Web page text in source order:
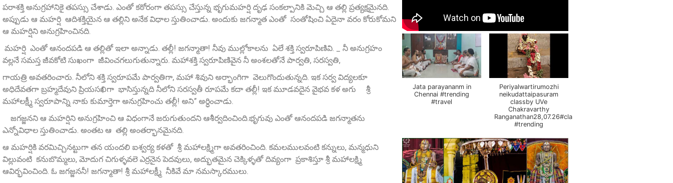
పరాశక్తి అనుగ్రహానికై తపస్సు చేశాడు. ఎంతో కఠోరంగా తపస్సు చేస్తున్న భృగుమహర్షి దృఢ సంకల్పానికి మెచ్చి ఆ తల్లి ప్రత్యక్షమైనది.
అప్పుడు ఆ మహర్షి ఆదిశక్తియైన ఆ తల్లిని అనేక విధాల స్తుతించాడు. అందుకు జగన్మాత ఎంతో సంతోషించి ఏదైనా వరం కోరుకోమని
ఆ మహర్షిని అనుగ్రహించినది.
మహర్షి ఎంతో ఆనందపడి ఆ తల్లితో ఇలా అన్నాడు. తల్లీ! జగన్మాతా! నీవు ముల్లోకాలను ఏలే శక్తి స్వరూపిణివి. _ నీ అనుగ్రహం
వల్లనే సమస్త జీవకోటి సుఖంగా జీవించగలుగుతున్నారు. మహాశక్తి స్వరూపిణివైన నీ అంశలతోనే పార్వతి, సరస్వతి,
గాయత్రి అవతరించారు. నీలోని శక్తి స్వరూపమే పార్వతిగా, మహా శివుని అర్భాంగిగా వెలుగొందుతున్నది. ఇక సర్వ విద్యలకూ
అధిదేవతగా బ్రహ్మదేవుని ప్రియసఖిగా భాసిస్తున్నది నీలోని సరస్వతీ రూపమే కదా తల్లీ! ఇక మూడవదైన వైభవ కళ అగు శ్రీ
మహాలక్ష్మీ స్వరూపాన్ని నాకు కుమార్తెగా అనుగ్రహించు తల్లీ! అని” అర్ధించాడు.
జగజ్జనని ఆ మహర్షిని అనుగ్రహించి ఆ విధంగానే జరుగుతుందని ఆశీర్వదించింది.భృగువు ఎంతో ఆనందపడి జగన్మాతను
ఎన్నోవిధాల స్తుతించాడు. అంతట ఆ తల్లి అంతర్భానమైనది.
ఆ మహర్షికి వరమిచ్చినట్టుగా తన యందలి ఐశ్వర్య కళతో శ్రీ మహాలక్ష్మిగా అవతరించింది. కమలములవంటి కన్నులు, మన్మధుని
విల్లువంటి కనుబొమ్మలు, మోదుగ చిగుళ్ళవలె ఎర్రనైన పెదవులు, అద్భుతమైన చెక్కిళ్ళతో దివ్యంగా ప్రకాశిస్తూ శ్రీ మహాలక్ష్మి
ఆవిర్భవించింది. ఓ జగజ్జననీ! జగన్మాతా! శ్రీ మహాలక్ష్మీ నీకివే మా నమస్కారములు.
Jata parayananm in
Chennai #trending
#travel
Periyalwartirumozhi
neikudattaipasuram
classby UVe
Chakravarthy
Ranganathan28,07.26#class
#trending